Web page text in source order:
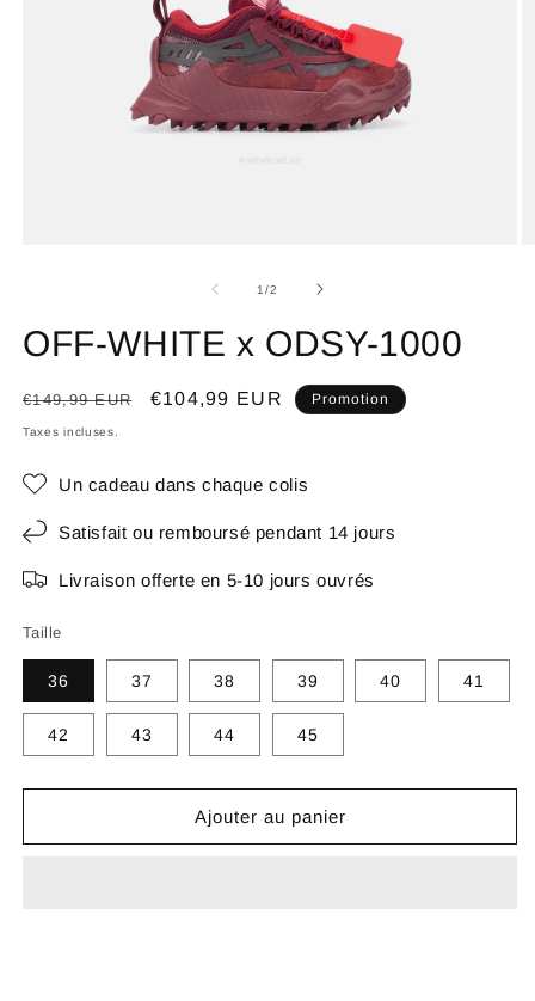
1/de
2
OFF-WHITE x ODSY-1000
Prix
habituel
€149,99 EUR
Prix
€104,99 EUR Promotion
Taxes incluses.
Un cadeau dans chaque colis
Satisfait ou remboursé pendant 14 jours
Livraison offerte en 5-10 jours ouvrés
Taille
36 37 38 39 40 41
42 43 44 45
Ajouter au panier